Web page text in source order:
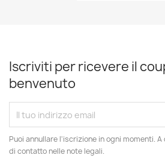
Iscriviti per ricevere il
benvenuto
Puoi annullare l'iscrizione in ogni momenti.
di contatto nelle note legali.